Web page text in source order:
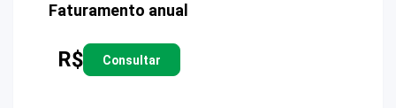
Faturamento anual
R$ Consultar